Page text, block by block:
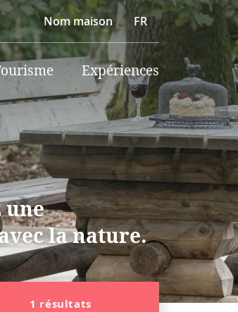
Nom maison FR
Expériences
une
la nature.
1 résultats